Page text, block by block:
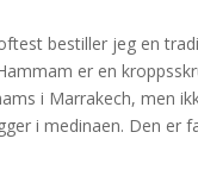
bestiller jeg en
er en
i Marrakech, men
i medinaen. Den er